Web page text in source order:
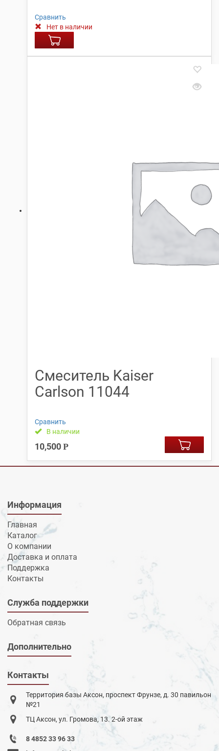
Сравнить
Нет в наличии
Смеситель Kaiser
Carlson 11044
Сравнить
В наличии
10,500 Р
Информация
Главная
Каталог
О компании
Доставка и оплата
Поддержка
Контакты
Служба поддержки
Обратная связь
Дополнительно
Контакты
Территория базы Аксон, проспект Фрунзе, д. 30 павильон
№21
ТЦ Аксон, ул. Громова, 13. 2-ой этаж
8 4852 33 96 33